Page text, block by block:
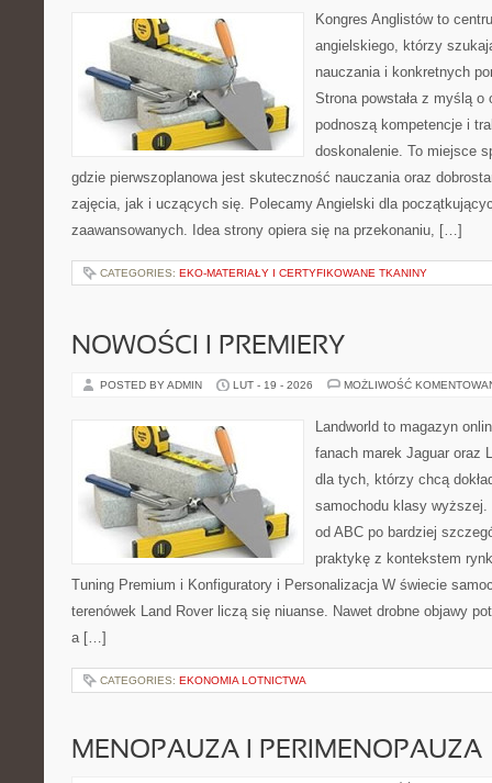
Kongres Anglistów to
angielskiego, którzy
nauczania i konkretnych
Strona powstała z myślą o
podnoszą kompetencje i
doskonalenie. To miejsce
gdzie pierwszoplanowa jest skuteczność nauczania oraz
zajęcia, jak i uczących się. Polecamy Angielski dla
zaawansowanych. Idea strony opiera się na przekonaniu, […]
CATEGORIES: EKO-MATERIAŁY I CERTYFIKOWANE TKANINY
NOWOŚCI I PREMIERY
POSTED BY ADMIN LUT - 19 - 2026 MOŻLIWOŚĆ
Landworld to magazyn
fanach marek Jaguar oraz
dla tych, którzy chcą
samochodu klasy
od ABC po bardziej
praktykę z kontekstem
Tuning Premium i Konfiguratory i Personalizacja W świecie
terenówek Land Rover liczą się niuanse. Nawet drobne objawy
a […]
CATEGORIES: EKONOMIA LOTNICTWA
MENOPAUZA I PERIMENOPAUZA